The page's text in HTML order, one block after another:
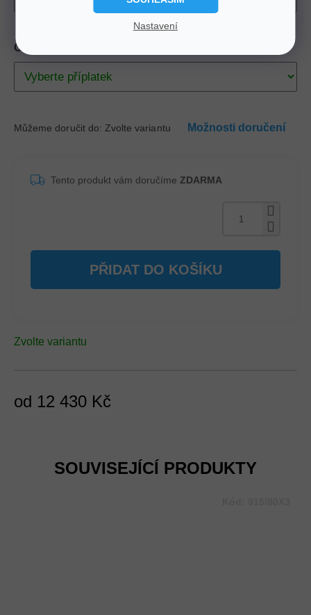
Nastavení
od 12 430 Kč
Zvolte variantu
Chci odvézt starou matraci
Můžeme doručit do: Zvolte variantu Možnosti doručení
PŘIDAT DO KOŠÍKU
Tento produkt vám doručíme ZDARMA
SOUVISEJÍCÍ PRODUKTY